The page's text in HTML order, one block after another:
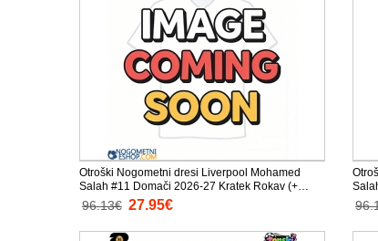
Otroški Nogometni dresi Liverpool Mohamed
Salah #11 Domači 2026-27 Kratek Rokav (+
Kratke hlače)
96.13€ 27.95€